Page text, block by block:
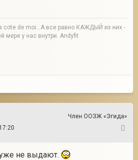
cote de moi...А все равно КАЖДЫЙ из них -
мере у нас внутри. Andyfit
Член ООЗЖ «Эгида»
не выдают.